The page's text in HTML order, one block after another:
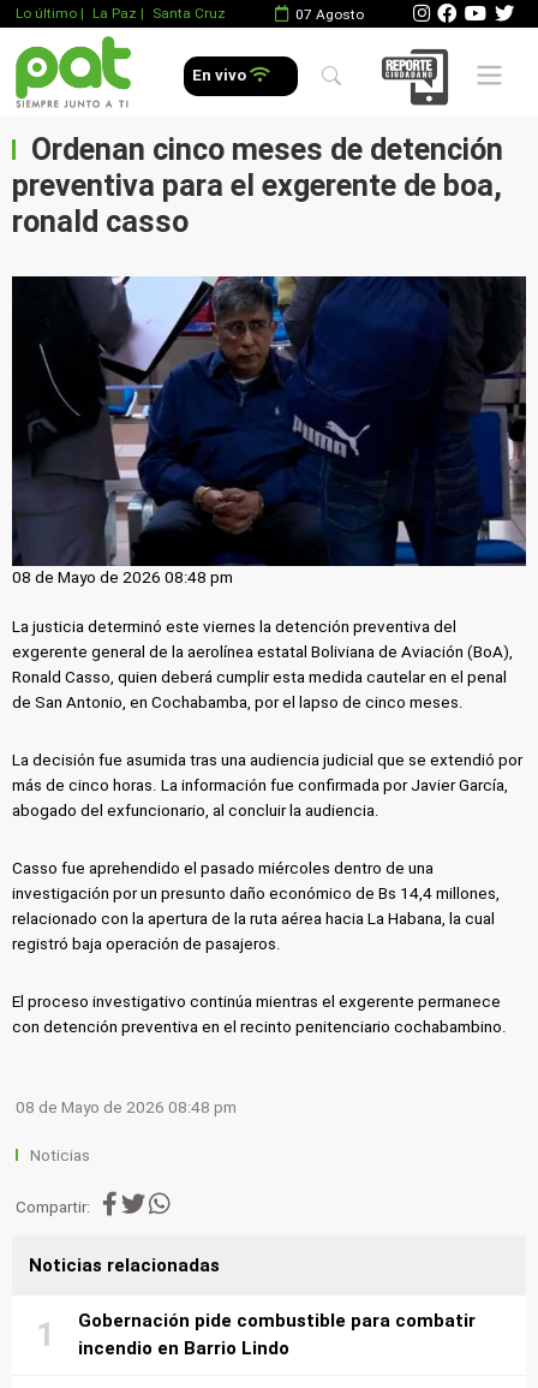
Lo último | La Paz | Santa Cruz 07 Agosto
En vivo Mobile
Ordenan cinco meses de detención
preventiva para el exgerente de boa,
ronald casso
08 de Mayo de 2026 08:48 pm
La justicia determinó este viernes la detención preventiva del
exgerente general de la aerolínea estatal Boliviana de Aviación (BoA),
Ronald Casso, quien deberá cumplir esta medida cautelar en el penal
de San Antonio, en Cochabamba, por el lapso de cinco meses.
La decisión fue asumida tras una audiencia judicial que se extendió por
más de cinco horas. La información fue confirmada por Javier García,
abogado del exfuncionario, al concluir la audiencia.
Casso fue aprehendido el pasado miércoles dentro de una
investigación por un presunto daño económico de Bs 14,4 millones,
relacionado con la apertura de la ruta aérea hacia La Habana, la cual
registró baja operación de pasajeros.
El proceso investigativo continúa mientras el exgerente permanece
con detención preventiva en el recinto penitenciario cochabambino.
08 de Mayo de 2026 08:48 pm
Noticias
Compartir:
Noticias relacionadas
Gobernación pide combustible para combatir
incendio en Barrio Lindo